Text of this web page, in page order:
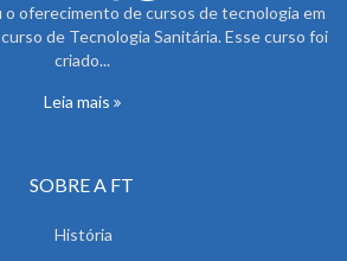
oferecimento de cursos de tecnologia em
de Tecnologia Sanitária. Esse curso foi
criado...
Leia mais
SOBRE A FT
História